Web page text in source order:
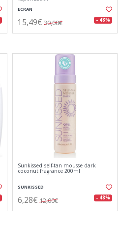
ECRAN
15,49€ 30,00€ - 48%
Sunkissed self-tan mousse dark
coconut fragrance 200ml
SUNKISSED
6,28€ 12,00€ - 48%